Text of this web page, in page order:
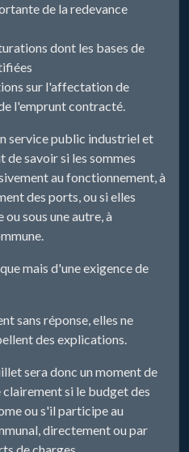
de la redevance
dont les bases de
sur l'affectation de
l'emprunt contracté.
service public industriel et
savoir si les sommes
au fonctionnement, à
des ports, ou si elles
sous une autre, à
mais d'une exigence de
sans réponse, elles ne
des explications.
sera donc un moment de
si le budget des
ou s'il participe au
directement ou par